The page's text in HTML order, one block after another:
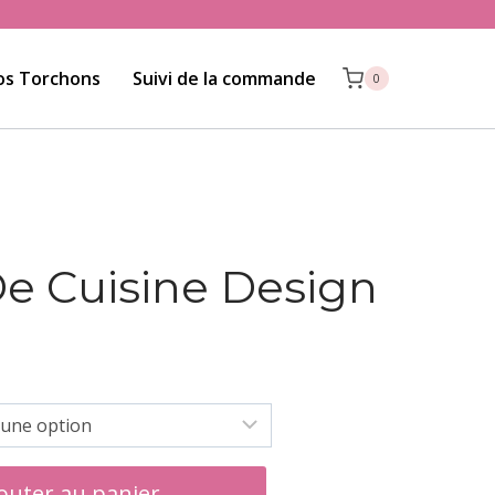
Torchons Suivi de la commande 0
Cuisine Design